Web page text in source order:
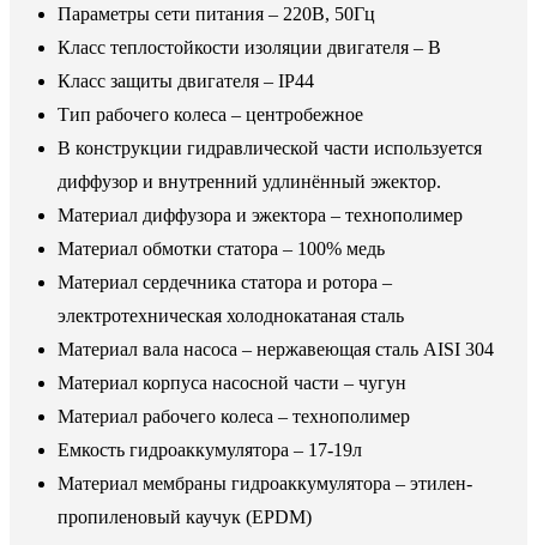
Параметры сети питания – 220В, 50Гц
Класс теплостойкости изоляции двигателя – В
Класс защиты двигателя – IP44
Тип рабочего колеса – центробежное
В конструкции гидравлической части используется
диффузор и внутренний удлинённый эжектор.
Материал диффузора и эжектора – технополимер
Материал обмотки статора – 100% медь
Материал сердечника статора и ротора –
электротехническая холоднокатаная сталь
Материал вала насоса – нержавеющая сталь AISI 304
Материал корпуса насосной части – чугун
Материал рабочего колеса – технополимер
Емкость гидроаккумулятора – 17-19л
Материал мембраны гидроаккумулятора – этилен-
пропиленовый каучук (EPDM)